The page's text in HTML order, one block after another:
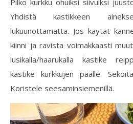
Yhdistä kastikkeen
lukuunottamatta. Jos käytät
kiinni ja ravista voimakkaasti
lusikalla/haarukalla kastike
kastike kurkkujen päälle.
Koristele seesaminsiemenillä.